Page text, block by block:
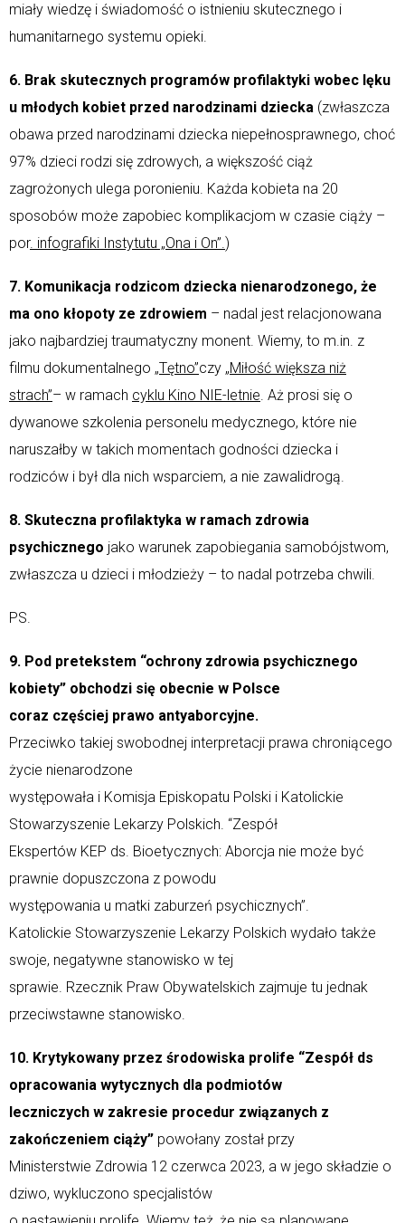
miały wiedzę i świadomość o istnieniu skutecznego i
humanitarnego systemu opieki.
6. Brak skutecznych programów profilaktyki wobec lęku
u młodych kobiet przed narodzinami dziecka (zwłaszcza
obawa przed narodzinami dziecka niepełnosprawnego, choć
97% dzieci rodzi się zdrowych, a większość ciąż
zagrożonych ulega poronieniu. Każda kobieta na 20
sposobów może zapobiec komplikacjom w czasie ciąży –
por. infografiki Instytutu „Ona i On”.)
7. Komunikacja rodzicom dziecka nienarodzonego, że
ma ono kłopoty ze zdrowiem – nadal jest relacjonowana
jako najbardziej traumatyczny monent. Wiemy, to m.in. z
filmu dokumentalnego „Tętno”czy „Miłość większa niż
strach”– w ramach cyklu Kino NIE-letnie. Aż prosi się o
dywanowe szkolenia personelu medycznego, które nie
naruszałby w takich momentach godności dziecka i
rodziców i był dla nich wsparciem, a nie zawalidrogą.
8. Skuteczna profilaktyka w ramach zdrowia
psychicznego jako warunek zapobiegania samobójstwom,
zwłaszcza u dzieci i młodzieży – to nadal potrzeba chwili.
PS.
9. Pod pretekstem “ochrony zdrowia psychicznego
kobiety” obchodzi się obecnie w Polsce
coraz częściej prawo antyaborcyjne.
Przeciwko takiej swobodnej interpretacji prawa chroniącego
życie nienarodzone
występowała i Komisja Episkopatu Polski i Katolickie
Stowarzyszenie Lekarzy Polskich. “Zespół
Ekspertów KEP ds. Bioetycznych: Aborcja nie może być
prawnie dopuszczona z powodu
występowania u matki zaburzeń psychicznych”.
Katolickie Stowarzyszenie Lekarzy Polskich wydało także
swoje, negatywne stanowisko w tej
sprawie. Rzecznik Praw Obywatelskich zajmuje tu jednak
przeciwstawne stanowisko.
10. Krytykowany przez środowiska prolife “Zespół ds
opracowania wytycznych dla podmiotów
leczniczych w zakresie procedur związanych z
zakończeniem ciąży” powołany został przy
Ministerstwie Zdrowia 12 czerwca 2023, a w jego składzie o
dziwo, wykluczono specjalistów